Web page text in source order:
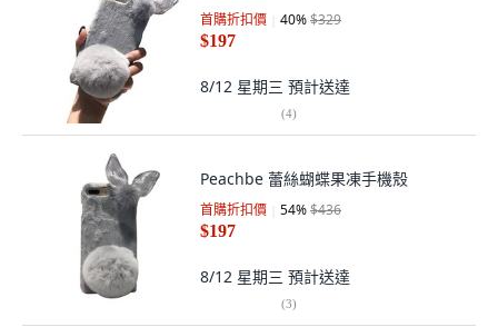
首購折扣價 40%$329
$197
8/12 星期三 預計送達
(4)
Peachbe 蕾絲蝴蝶果凍手機殼
首購折扣價 54%$436
$197
8/12 星期三 預計送達
(3)